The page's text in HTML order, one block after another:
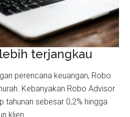
terjangkau
perencana keuangan, Robo
Kebanyakan Robo Advisor
tahunan sebesar 0,2% hingga
klien.